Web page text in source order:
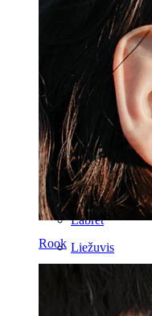
Rook
Industrial
Poodinis
Helix
Ausis
Septum
14k auksas
Netikri auskarai
Labret
Liežuvis
Tragus